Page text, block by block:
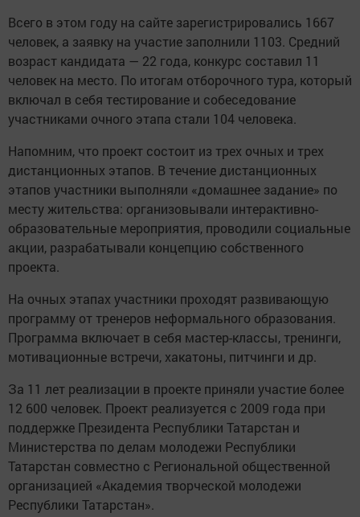
Всего в этом году на сайте зарегистрировались 1667
человек, а заявку на участие заполнили 1103. Средний
возраст кандидата — 22 года, конкурс составил 11
человек на место. По итогам отборочного тура, который
включал в себя тестирование и собеседование
участниками очного этапа стали 104 человека.
Напомним, что проект состоит из трех очных и трех
дистанционных этапов. В течение дистанционных
этапов участники выполняли «домашнее задание» по
месту жительства: организовывали интерактивно-
образовательные мероприятия, проводили социальные
акции, разрабатывали концепцию собственного
проекта.
На очных этапах участники проходят развивающую
программу от тренеров неформального образования.
Программа включает в себя мастер-классы, тренинги,
мотивационные встречи, хакатоны, питчинги и др.
За 11 лет реализации в проекте приняли участие более
12 600 человек. Проект реализуется с 2009 года при
поддержке Президента Республики Татарстан и
Министерства по делам молодежи Республики
Татарстан совместно с Региональной общественной
организацией «Академия творческой молодежи
Республики Татарстан».